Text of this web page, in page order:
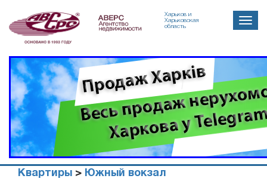
Харьков и
Харьковская
область
Toggle
Квартиры > Южный вокзал